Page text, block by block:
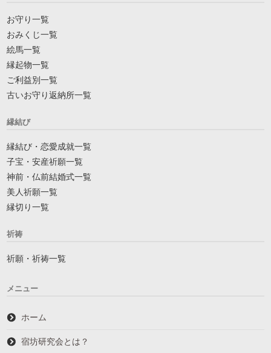
お守り一覧
おみくじ一覧
絵馬一覧
縁起物一覧
ご利益別一覧
古いお守り返納所一覧
縁結び
縁結び・恋愛成就一覧
子宝・安産祈願一覧
神前・仏前結婚式一覧
美人祈願一覧
縁切り一覧
祈祷
祈願・祈祷一覧
メニュー
ホーム
宿坊研究会とは？